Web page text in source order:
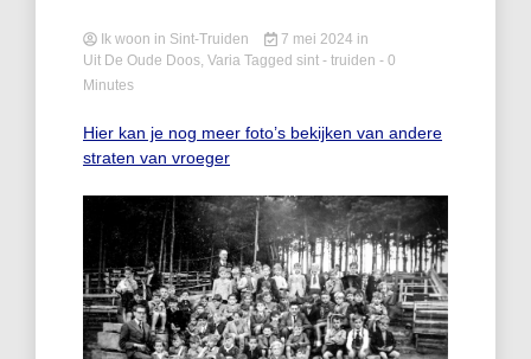
Ik woon in Sint-Truiden 7 mei 2024 in
Uit De Oude Doos, Varia Tagged sint - truiden - 0
Minutes
Hier kan je nog meer foto’s bekijken van andere
straten van vroeger